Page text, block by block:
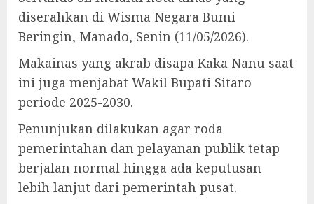
diserahkan di Wisma Negara Bumi
Beringin, Manado, Senin (11/05/2026).
Makainas yang akrab disapa Kaka Nanu saat
ini juga menjabat Wakil Bupati Sitaro
periode 2025-2030.
Penunjukan dilakukan agar roda
pemerintahan dan pelayanan publik tetap
berjalan normal hingga ada keputusan
lebih lanjut dari pemerintah pusat.